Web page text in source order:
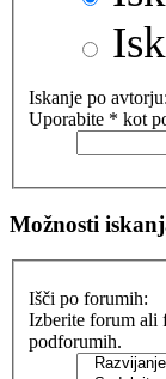
Iskanje po avtorju:
Uporabite * kot
Možnosti
Išči po forumih:
Izberite forum ali
podforumih.